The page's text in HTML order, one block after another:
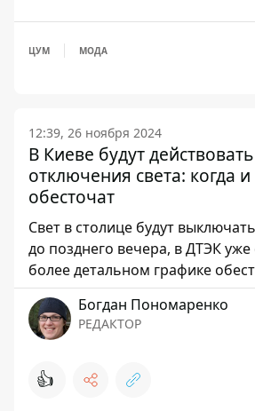
ЦУМ МОДА
12:39, 26 ноября 2024
В Киеве будут
отключения света: когда и
обесточат
Свет в столице будут
до позднего вечера, в ДТЭК
более детальном графике
Богдан Пономаренко
РЕДАКТОР
👍